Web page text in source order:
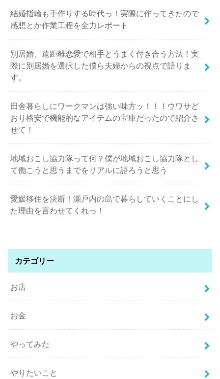
結婚指輪も手作りする時代っ！実際に作ってきたので
感想とか作業工程を全力レポート
別居婚、遠距離恋愛で相手とうまく付き合う方法！実
際に別居婚を選択した僕ら夫婦からの視点で語りま
す。
田舎暮らしにワークマンは強い味方ッ！！！ウワサど
おり格安で機能的なアイテムの宝庫だったので紹介さ
せて！
地域おこし協力隊って何？僕が地域おこし協力隊とし
て働こうと思うまでをリアルに語ろうと思う
愛媛移住を決断！瀬戸内の島で暮らしていくことにし
た理由を言わせてくれっ！
カテゴリー
お店
お金
やってみた
やりたいこと